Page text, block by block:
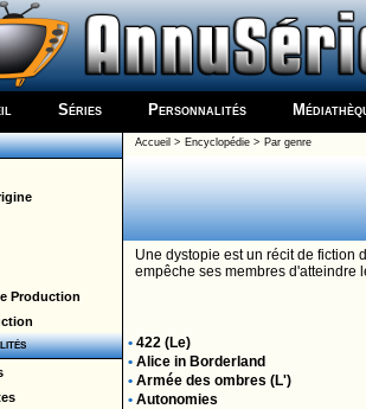
Séries Personnalités
Production
Accueil > Encyclopédie> Par genre
Une dystopie est un récit de fiction
empêche ses membres d'atteindre
• 422 (Le)
• Alice in Borderland
• Armée des ombres (L')
• Autonomies